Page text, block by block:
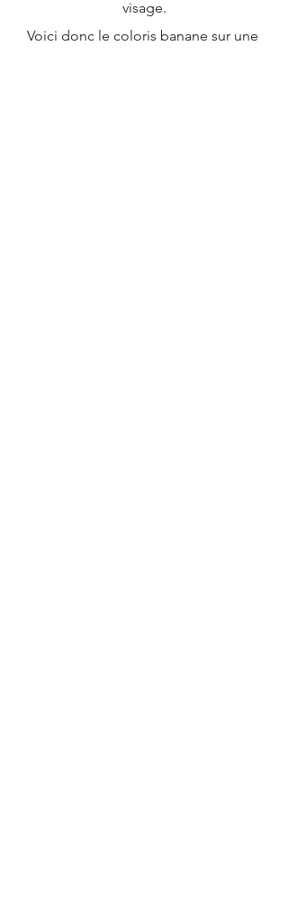
visage.
Voici donc le coloris banane sur une